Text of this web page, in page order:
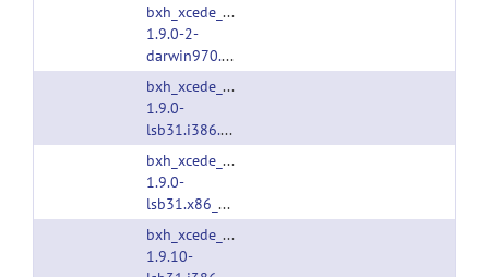
bxh_xcede_tools-
1.9.0-2-
darwin970.i386.tgz
bxh_xcede_tools-
1.9.0-
lsb31.i386.tgz
bxh_xcede_tools-
1.9.0-
lsb31.x86_64.tgz
bxh_xcede_tools-
1.9.10-